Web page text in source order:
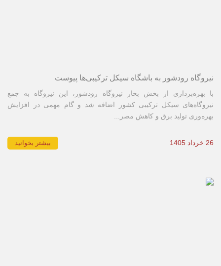
نیروگاه رودشور به باشگاه سیکل ترکیبی‌ها پیوست
با بهره‌برداری از بخش بخار نیروگاه رودشور، این نیروگاه به جمع
نیروگاه‌های سیکل ترکیبی کشور اضافه شد و گام مهمی در افزایش
بهره‌وری تولید برق و کاهش مصر...
26 خرداد 1405 بیشتر بخوانید